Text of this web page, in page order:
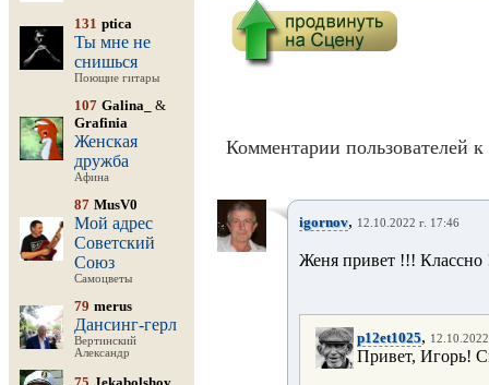
131 ptica
Ты мне не
снишься
Поющие гитары
107 Galina_
&
Grafinia
Женская
дружба
Афина
87 MusV0
Мой адрес
Советский
Союз
Самоцветы
79 merus
Дансинг-герл
Вертинский
Александр
Комментарии пользователей к
igornov, 12.10.2022 г. 17:46
Женя привет !!! Классно
p12et1025,
Привет, Игорь!